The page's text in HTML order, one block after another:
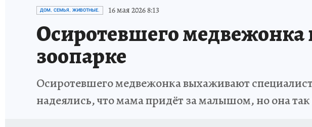
ИСПЫТАНО НА СЕБЕ
ДОМ, СЕМЬЯ, ЖИВОТНЫЕ. 16 мая 2026 8:13
Осиротевшего
зоопарке
Осиротевшего медвежонка выхаживают
надеялись, что мама придёт за малышом, но она так